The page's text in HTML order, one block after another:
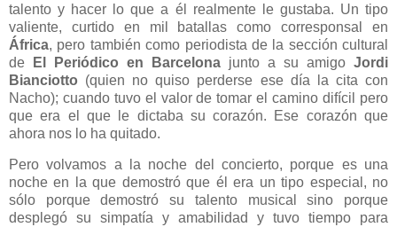
talento y hacer lo que a él realmente le gustaba. Un tipo
valiente, curtido en mil batallas como corresponsal en
África, pero también como periodista de la sección cultural
de
El Periódico en Barcelona junto a su amigo Jordi
Bianciotto (quien no quiso perderse ese día la cita con
Nacho); cuando tuvo el valor de tomar el camino difícil pero
que era el que le dictaba su corazón. Ese corazón que
ahora nos lo ha quitado.
Pero volvamos a la noche del concierto, porque es una
noche en la que demostró que él era un tipo especial, no
sólo porque demostró su talento musical sino porque
desplegó su simpatía y amabilidad y tuvo tiempo para